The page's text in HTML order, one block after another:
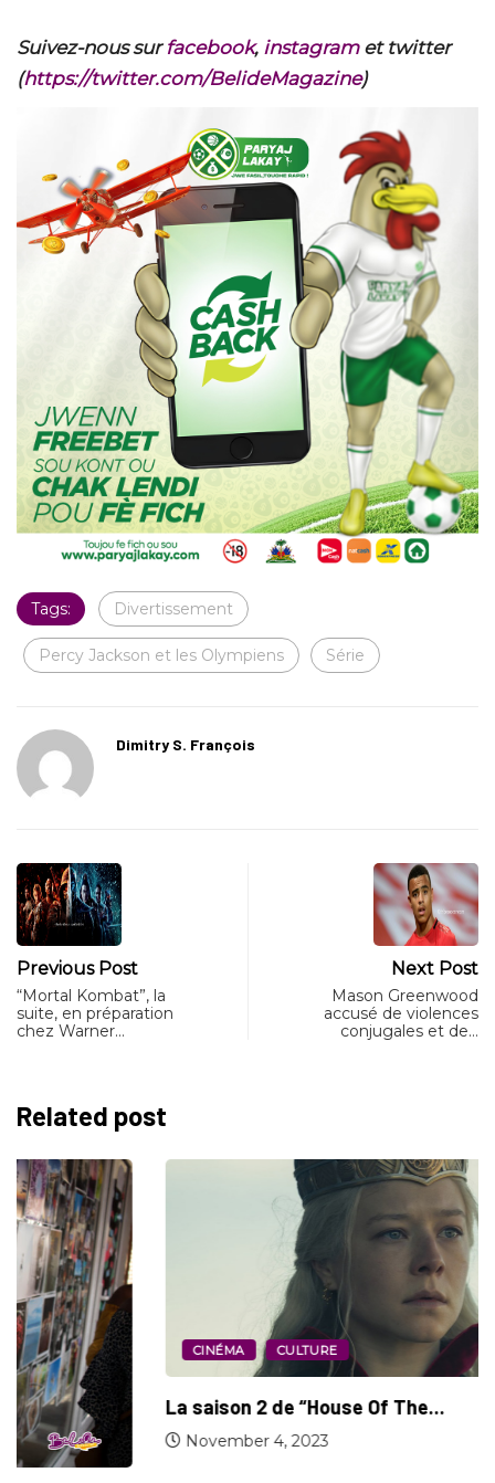
Suivez-nous sur facebook, instagramet twitter
(https://twitter.com/BelideMagazine)
Tags: Divertissement
Percy Jackson et les Olympiens Série
Dimitry S. François
Previous Post
“Mortal Kombat”, la
suite, en préparation
chez Warner…
Next Post
Mason Greenwood
accusé de violences
conjugales et de…
Related post
CINÉMA CULTURE
La saison 2 de “House Of The...
November 4, 2023